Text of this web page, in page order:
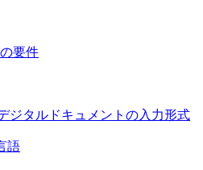
要件
ジタルドキュメントの入力形式
語